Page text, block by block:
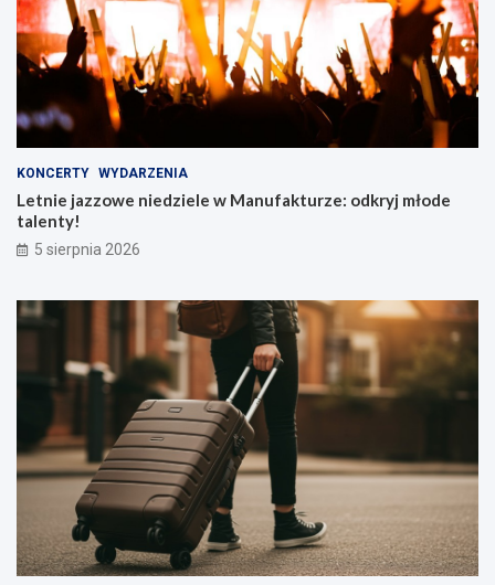
KONCERTY WYDARZENIA
Letnie jazzowe niedziele w Manufakturze: odkryj młode
talenty!
5 sierpnia 2026